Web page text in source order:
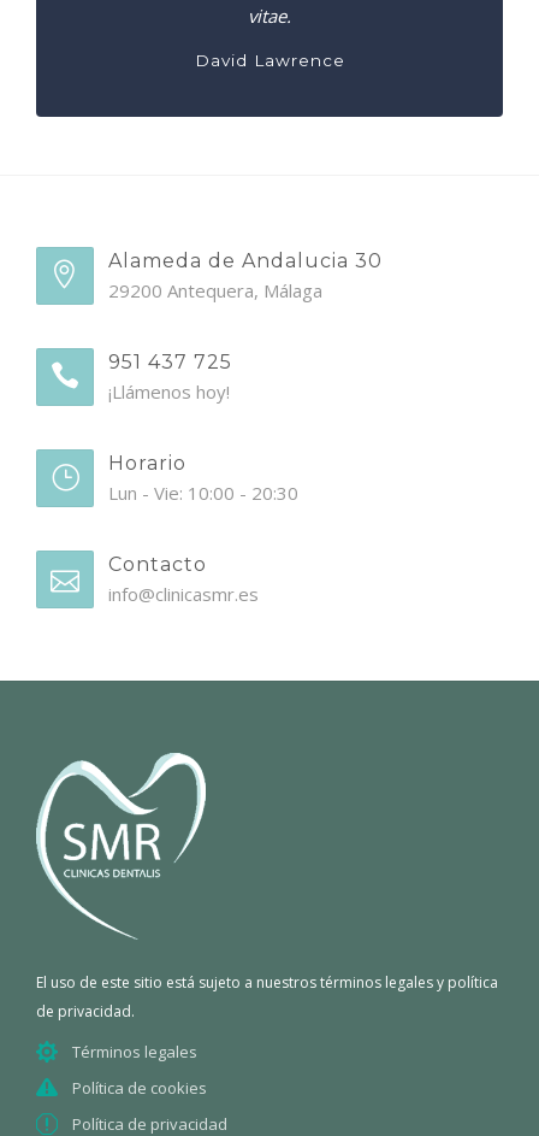
vitae.
David Lawrence
Alameda de Andalucia 30
29200 Antequera, Málaga
951 437 725
¡Llámenos hoy!
Horario
Lun - Vie: 10:00 - 20:30
Contacto
info@clinicasmr.es
El uso de este sitio está sujeto a nuestros términos legales y política
de privacidad.
Términos legales
Política de cookies
Política de privacidad